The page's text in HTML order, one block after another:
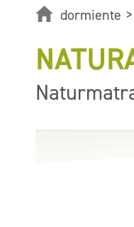
dormiente >